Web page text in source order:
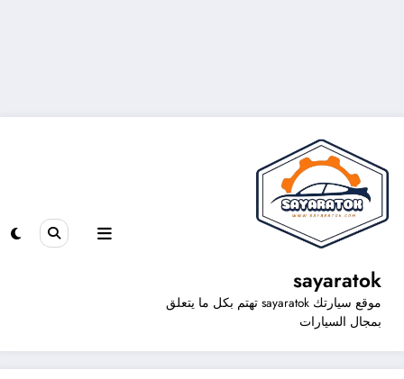
sayaratok
موقع سيارتك sayaratok تهتم بكل ما يتعلق
بمجال السيارات